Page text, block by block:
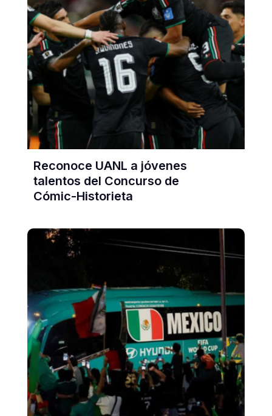
Reconoce UANL a jóvenes
talentos del Concurso de
Cómic-Historieta